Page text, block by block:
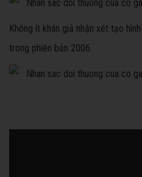
Không ít khán giả nhận xét tạo
trong phiên bản 2006.